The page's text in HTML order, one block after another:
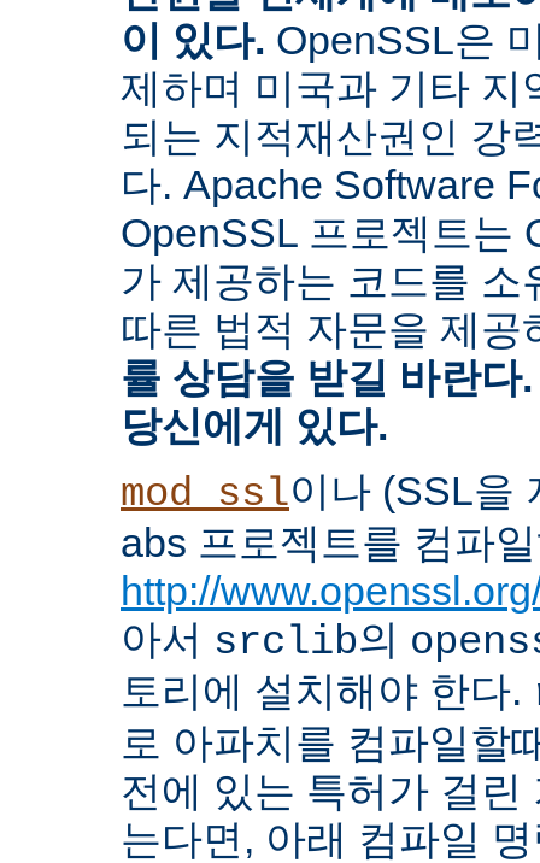
이 있다. OpenSSL은
제하며 미국과 기타 지
되는 지적재산권인 강
다. Apache Software
OpenSSL 프로젝트는
가 제공하는 코드를 소
따른 법적 자문을 제
률 상담을 받길 바란다
당신에게 있다.
mod_ssl이나 (SSL을
abs 프로젝트를 컴파
http://
아서 srclib의
토리에 설치해야 한다.
로 아파치를 컴파일할
전에 있는 특허가 걸린
는다면, 아래 컴파일